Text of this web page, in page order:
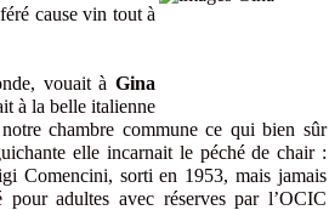
cause vin tout à
vouait à Gina
à la belle italienne
chambre commune ce qui bien sûr
elle incarnait le péché de chair :
Comencini, sorti en 1953, mais jamais
adultes avec réserves par l’OCIC